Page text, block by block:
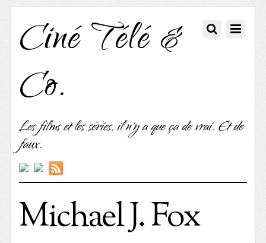
Ciné Télé &
Co.
Les films et les séries, il n'y a que ça de vrai. Et de
faux.
Michael J. Fox